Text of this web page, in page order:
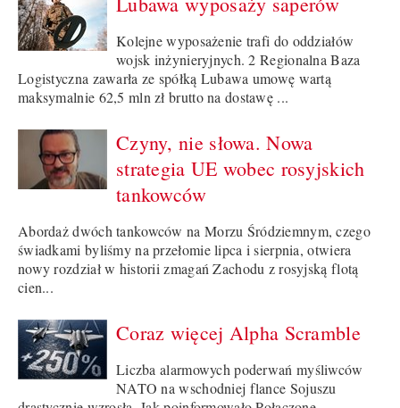
Kolejne wyposażenie trafi do oddziałów
wojsk inżynieryjnych. 2 Regionalna Baza
Logistyczna zawarła ze spółką Lubawa umowę wartą
maksymalnie 62,5 mln zł brutto na dostawę ...
Czyny, nie słowa. Nowa
strategia UE wobec rosyjskich
tankowców
Abordaż dwóch tankowców na Morzu Śródziemnym, czego
świadkami byliśmy na przełomie lipca i sierpnia, otwiera
nowy rozdział w historii zmagań Zachodu z rosyjską flotą
cien...
Coraz więcej Alpha Scramble
Liczba alarmowych poderwań myśliwców
NATO na wschodniej flance Sojuszu